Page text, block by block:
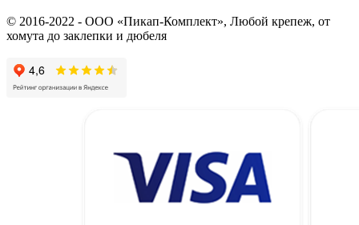
© 2016-2022 - ООО «Пикап-Комплект», Любой крепеж, от
хомута до заклепки и дюбеля